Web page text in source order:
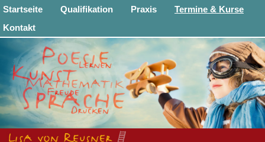
Startseite Qualifikation Praxis
Termine & Kurse
Kontakt